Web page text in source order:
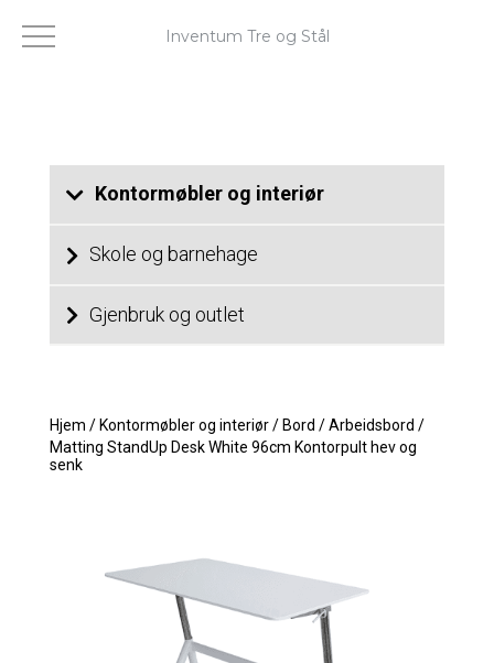
Kontormøbler og interiør
Skole og barnehage
Gjenbruk og outlet
Hjem / Kontormøbler og interiør / Bord / Arbeidsbord /
Matting StandUp Desk White 96cm Kontorpult hev og
senk
Inventum Tre og Stål